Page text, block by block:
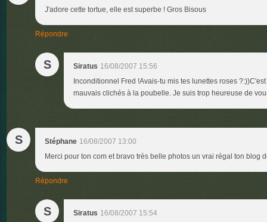
J'adore cette tortue, elle est superbe ! Gros Bisous
Répondre
S Siratus 16/08/2007 15:56
Inconditionnel Fred !Avais-tu mis tes lunettes roses
mauvais clichés à la poubelle. Je suis trop heureuse de
S Stéphane 16/08/2007 13:00
Merci pour ton com et bravo très belle photos un vrai régal ton blog
Répondre
S Siratus 16/08/2007 15:54